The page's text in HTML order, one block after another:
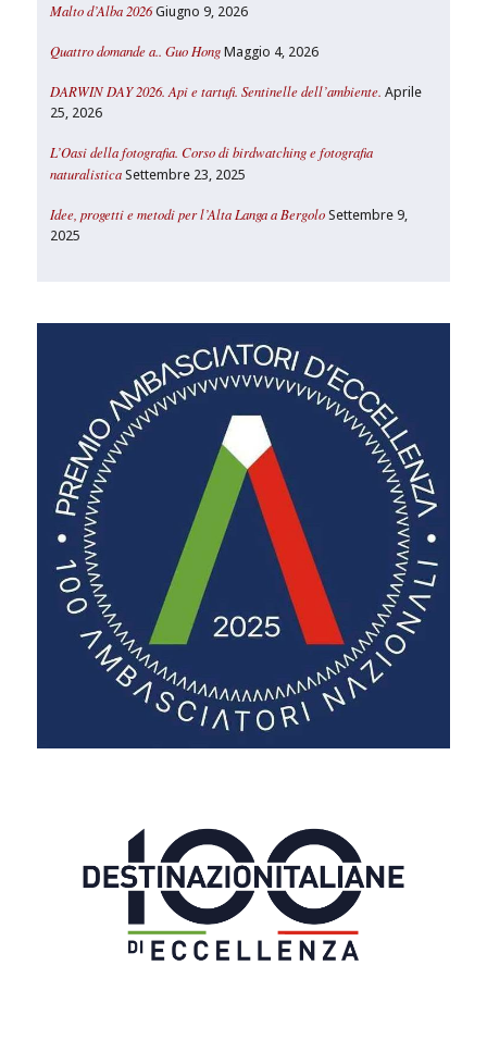
Malto d’Alba 2026 Giugno 9, 2026
Quattro domande a.. Guo Hong Maggio 4, 2026
DARWIN DAY 2026. Api e tartufi. Sentinelle dell’ambiente. Aprile
25, 2026
L’Oasi della fotografia. Corso di birdwatching e fotografia
naturalistica Settembre 23, 2025
Idee, progetti e metodi per l’Alta Langa a Bergolo Settembre 9,
2025